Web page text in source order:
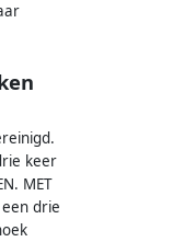
keer
MET
drie